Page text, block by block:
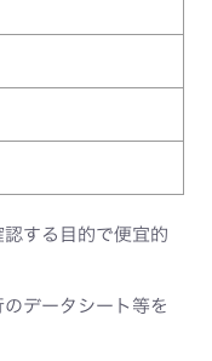
認する目的で便宜的
データシート等を